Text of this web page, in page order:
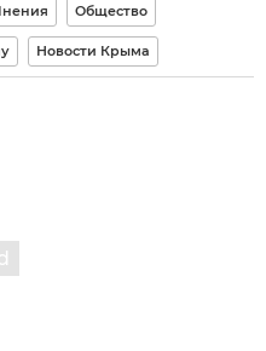
Общество
Новости Крыма